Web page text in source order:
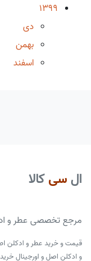
1399
دی
بهمن
اسفند
ال سی کالا
مرجع تخصصی عطر و
قیمت و خرید عطر و ادکلن
و ادکلن اصل و اورجینال